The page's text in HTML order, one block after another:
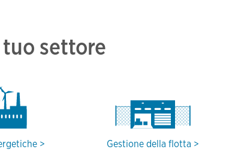
settore
Gestione della flotta